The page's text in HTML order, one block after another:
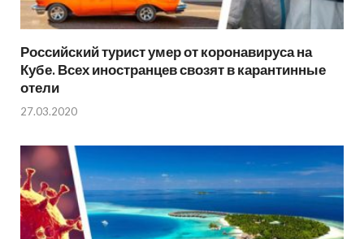
Российский турист умер от коронавируса на
Кубе. Всех иностранцев свозят в карантинные
отели
27.03.2020